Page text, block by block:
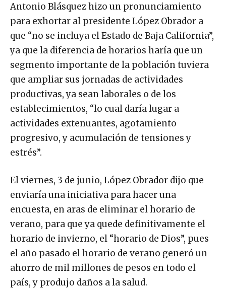
Antonio Blásquez hizo un pronunciamiento
para exhortar al presidente López Obrador a
que “no se incluya el Estado de Baja California”,
ya que la diferencia de horarios haría que un
segmento importante de la población tuviera
que ampliar sus jornadas de actividades
productivas, ya sean laborales o de los
establecimientos, “lo cual daría lugar a
actividades extenuantes, agotamiento
progresivo, y acumulación de tensiones y
estrés”.
El viernes, 3 de junio, López Obrador dijo que
enviaría una iniciativa para hacer una
encuesta, en aras de eliminar el horario de
verano, para que ya quede definitivamente el
horario de invierno, el “horario de Dios”, pues
el año pasado el horario de verano generó un
ahorro de mil millones de pesos en todo el
país, y produjo daños a la salud.